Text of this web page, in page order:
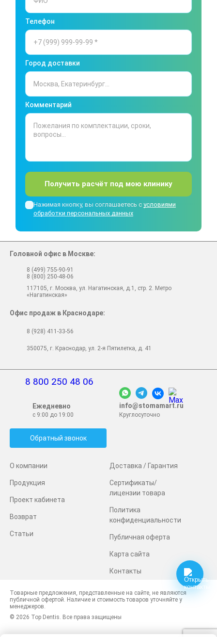
Телефон
Город доставки
Комментарий
Получить расчёт под мою клинику
Нажимая кнопку, вы соглашаетесь с условиями
обработки персональных данных
О компании
Продукция
Проект кабинета
Возврат
Статьи
Доставка / Гарантия
Сертификаты/
лицензии товара
Политика
конфиденциальности
Публичная оферта
Карта сайта
Контакты
8 800 250 48 06
Ежедневно
с 9:00 до 19:00
info@stomamart.ru
Круглосуточно
Обратный звонок
Головной офис в Москве:
8 (499) 755-90-91
8 (800) 250-48-06
117105, г. Москва, ул. Нагатинская, д.1, стр. 2. Метро
«Нагатинская»
Офис продаж в Краснодаре:
8 (928) 411-33-56
350075, г. Краснодар, ул. 2-я Пятилетка, д. 41
© 2026 Top Dentis. Все права защищены
Товарные предложения, представленные на сайте, не являются
публичной офертой. Наличие и стоимость товаров уточняйте у
менеджеров.